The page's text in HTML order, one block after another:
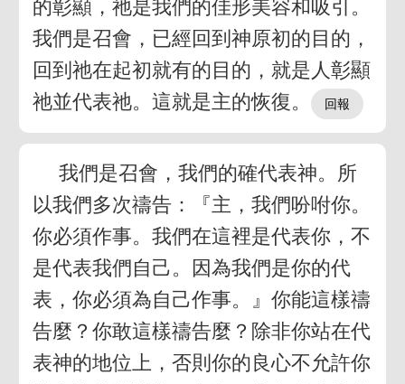
的彰顯，祂是我們的佳形美容和吸引。
我們是召會，已經回到神原初的目的，
回到祂在起初就有的目的，就是人彰顯
祂並代表祂。這就是主的恢復。
我們是召會，我們的確代表神。所
以我們多次禱告：『主，我們吩咐你。
你必須作事。我們在這裡是代表你，不
是代表我們自己。因為我們是你的代
表，你必須為自己作事。』你能這樣禱
告麼？你敢這樣禱告麼？除非你站在代
表神的地位上，否則你的良心不允許你